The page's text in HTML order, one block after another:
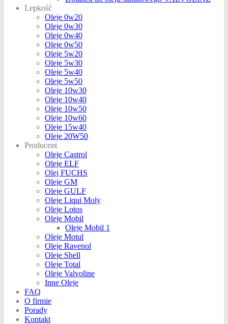
Lepkość
Oleje 0w20
Oleje 0w30
Oleje 0w40
Oleje 0w50
Oleje 5w20
Oleje 5w30
Oleje 5w40
Oleje 5w50
Oleje 10w30
Oleje 10w40
Oleje 10w50
Oleje 10w60
Oleje 15w40
Oleje 20W50
Producent
Oleje Castrol
Oleje ELF
Olej FUCHS
Oleje GM
Oleje GULF
Oleje Liqui Moly
Oleje Lotos
Oleje Mobil
Oleje Mobil 1
Oleje Motul
Oleje Ravenol
Oleje Shell
Oleje Total
Oleje Valvoline
Inne Oleje
FAQ
O firmie
Porady
Kontakt